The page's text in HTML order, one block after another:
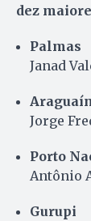
dez
Palmas
Janad
Jorge
Porto
Antônio
Gurupi